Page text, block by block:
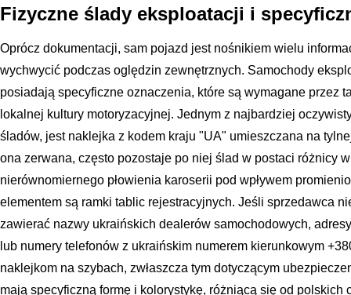
Fizyczne ślady eksploatacji i
Oprócz dokumentacji, sam pojazd jest nośnikiem wielu
wychwycić podczas oględzin zewnętrznych. Samochody
posiadają specyficzne oznaczenia, które są wymagane przez
lokalnej kultury motoryzacyjnej. Jednym z najbardziej
śladów, jest naklejka z kodem kraju "UA" umieszczana na
ona zerwana, często pozostaje po niej ślad w postaci różnicy
nierównomiernego płowienia karoserii pod wpływem
elementem są ramki tablic rejestracyjnych. Jeśli sprzedawca
zawierać nazwy ukraińskich dealerów samochodowych,
lub numery telefonów z ukraińskim numerem kierunkowym
naklejkom na szybach, zwłaszcza tym dotyczącym
mają specyficzną formę i kolorystykę, różniącą się od